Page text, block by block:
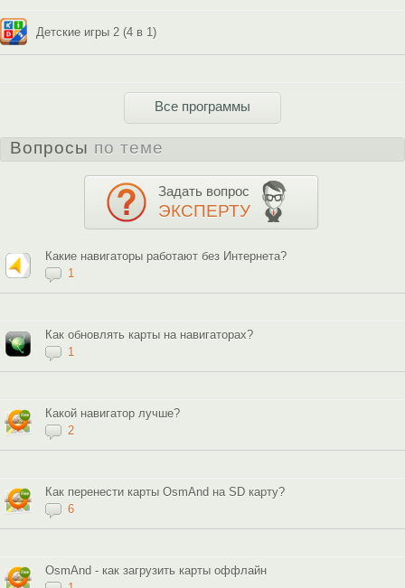
Детские игры 2 (4 в 1)
Все программы
Вопросы по теме
Задать вопрос
ЭКСПЕРТУ
Какие навигаторы работают без Интернета?
1
Как обновлять карты на навигаторах?
1
Какой навигатор лучше?
2
Как перенести карты OsmAnd на SD карту?
6
OsmAnd - как загрузить карты оффлайн